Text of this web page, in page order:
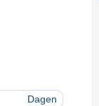
Dagen